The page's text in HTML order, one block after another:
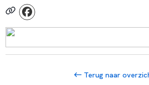
Terug naar